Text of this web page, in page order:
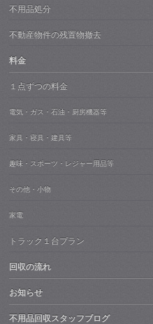
不用品処分
不動産物件の残置物撤去
料金
１点ずつの料金
電気・ガス・石油・厨房機器等
家具・寝具・建具等
趣味・スポーツ・レジャー用品等
その他・小物
家電
トラック１台プラン
回収の流れ
お知らせ
不用品回収スタッフブログ